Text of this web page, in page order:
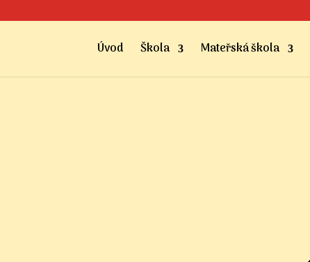
Úvod Škola Mateřská škola